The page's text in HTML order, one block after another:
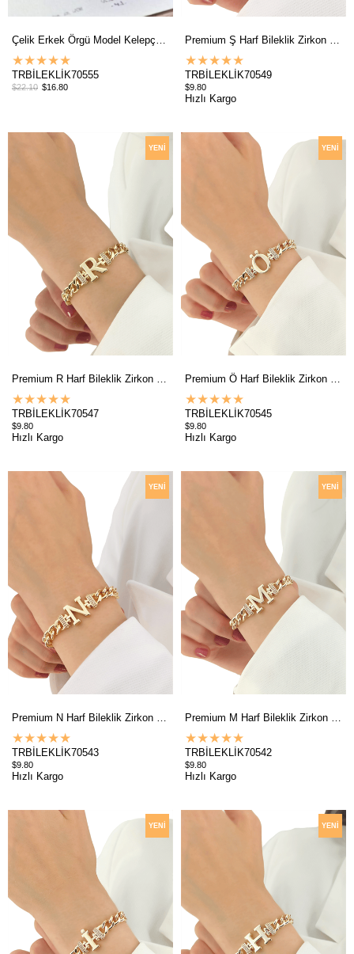
Çelik Erkek Örgü Model Kelepçe Bileklik
★★★★★
TRBİLEKLİK70555
$16.80
$22.10
Premium Ş Harf Bileklik Zirkon Taş
★★★★★
TRBİLEKLİK70549
$9.80
Hızlı Kargo
Premium R Harf Bileklik Zirkon Taş
★★★★★
TRBİLEKLİK70547
$9.80
Hızlı Kargo
YENI
Premium Ö Harf Bileklik Zirkon Taş
★★★★★
TRBİLEKLİK70545
$9.80
Hızlı Kargo
YENI
Premium N Harf Bileklik Zirkon Taş
★★★★★
TRBİLEKLİK70543
$9.80
Hızlı Kargo
YENI
Premium M Harf Bileklik Zirkon Taş
★★★★★
TRBİLEKLİK70542
$9.80
Hızlı Kargo
YENI
YENI YENI